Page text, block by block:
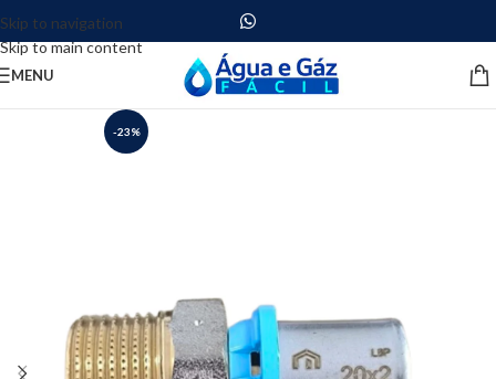
Skip to navigation
Skip to main content
MENU
-23%